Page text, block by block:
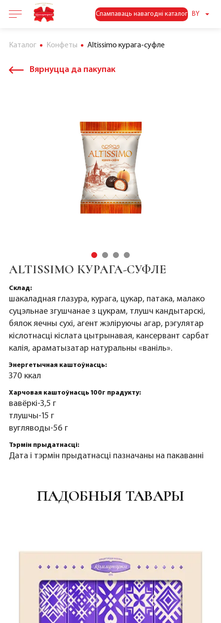
Спампаваць навагодні каталог BY
Каталог Конфеты Altissimo курага-суфле
Вярнуцца да пакупак
ALTISSIMO КУРАГА-СУФЛЕ
Склад:
шакаладная глазура, курага, цукар, патака, малако
суцэльнае згушчанае з цукрам, тлушч кандытарскі,
бялок яечны сухі, агент жэліруючы агар, рэгулятар
кіслотнасці кіслата цытрынавая, кансервант сарбат
калія, араматызатар натуральны «ваніль».
Энергетычная каштоўнасць:
370 ккал
Харчовая каштоўнасць 100г прадукту:
вавёркі-3,5 г
тлушчы-15 г
вугляводы-56 г
Тэрмін прыдатнасці:
Дата і тэрмін прыдатнасці пазначаны на пакаванні
ПАДОБНЫЯ ТАВАРЫ